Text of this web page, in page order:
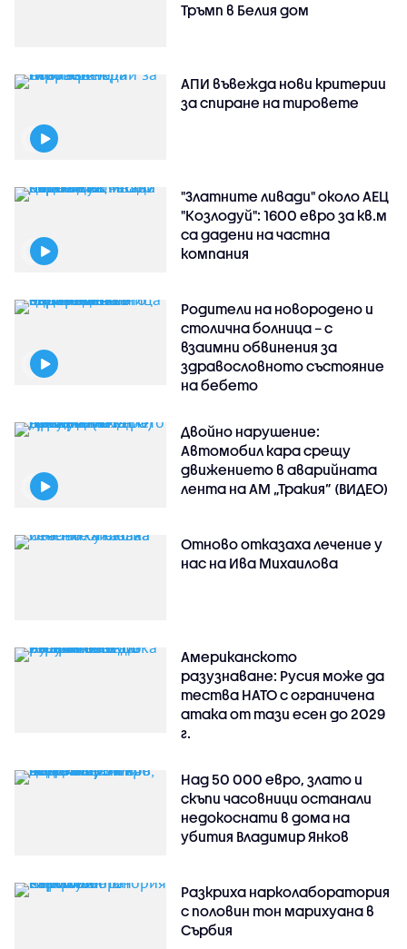
Тръмп в Белия дом
АПИ въвежда нови критерии
за спиране на тировете
"Златните ливади" около АЕЦ
"Козлодуй": 1600 евро за кв.м
са дадени на частна
компания
Родители на новородено и
столична болница – с
взаимни обвинения за
здравословното състояние
на бебето
Двойно нарушение:
Автомобил кара срещу
движението в аварийната
лента на АМ „Тракия” (ВИДЕО)
Отново отказаха лечение у
нас на Ива Михаилова
Американското
разузнаване: Русия може да
тества НАТО с ограничена
атака от тази есен до 2029
г.
Над 50 000 евро, злато и
скъпи часовници останали
недокоснати в дома на
убития Владимир Янков
Разкриха нарколаборатория
с половин тон марихуана в
Сърбия